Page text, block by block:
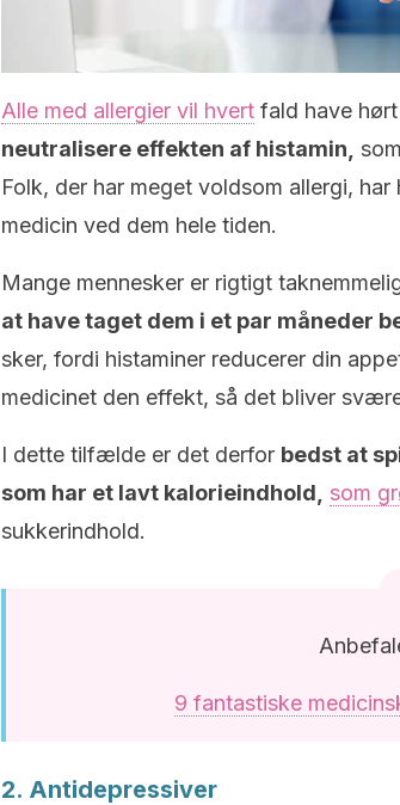
Alle med allergier vil hvert fald have
neutralisere effekten af histamin,
Folk, der har meget voldsom allergi,
medicin ved dem hele tiden.
Mange mennesker er rigtigt
at have taget dem i et par måneder
sker, fordi histaminer reducerer din
medicinet den effekt, så det bliver
I dette tilfælde er det derfor bedst at
som har et lavt kalorieindhold,
som
sukkerindhold.
9 fantastiske
2. Antidepressiver